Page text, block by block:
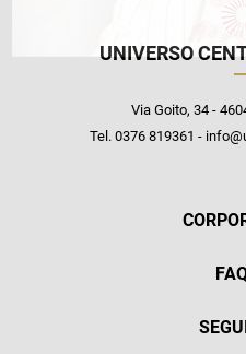
UNIVERSO
Via Goito, 34 -
Tel. 0376 819361 -
Chi